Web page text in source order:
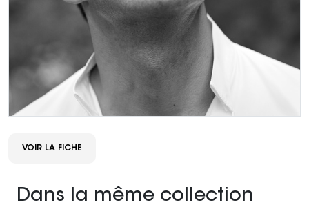
VOIR LA FICHE
Dans la même collection